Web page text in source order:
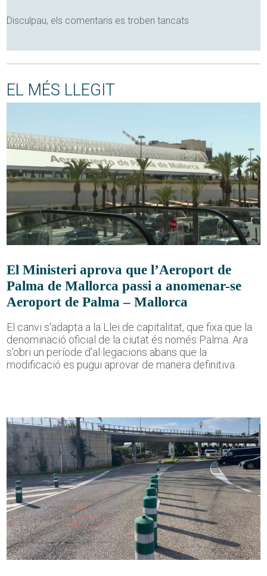
Disculpau, els comentaris es troben tancats
EL MÉS LLEGIT
El Ministeri aprova que l’Aeroport de
Palma de Mallorca passi a anomenar-se
Aeroport de Palma – Mallorca
El canvi s'adapta a la Llei de capitalitat, que fixa que la
denominació oficial de la ciutat és només Palma. Ara
s'obri un període d'al·legacions abans que la
modificació es pugui aprovar de manera definitiva.